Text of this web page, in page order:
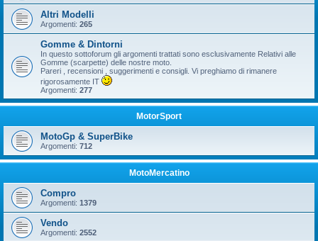
Altri Modelli
Argomenti: 265
Gomme & Dintorni
In questo sottoforum gli argomenti trattati sono esclusivamente Relativi alle
Gomme (scarpette) delle nostre moto.
Pareri , recensioni , suggerimenti e consigli. Vi preghiamo di rimanere
rigorosamente IT
Argomenti: 277
MotorSport
MotoGp & SuperBike
Argomenti: 712
MotoMercatino
Compro
Argomenti: 1379
Vendo
Argomenti: 2552